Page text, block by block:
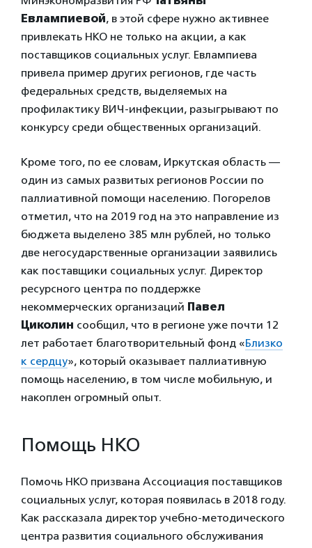
Евлампиевой, в этой сфере нужно активнее
привлекать НКО не только на акции, а как
поставщиков социальных услуг. Евлампиева
привела пример других регионов, где часть
федеральных средств, выделяемых на
профилактику ВИЧ-инфекции, разыгрывают по
конкурсу среди общественных организаций.
Кроме того, по ее словам, Иркутская область —
один из самых развитых регионов России по
паллиативной помощи населению. Погорелов
отметил, что на 2019 год на это направление из
бюджета выделено 385 млн рублей, но только
две негосударственные организации заявились
как поставщики социальных услуг. Директор
ресурсного центра по поддержке
некоммерческих организаций Павел
Циколин сообщил, что в регионе уже почти 12
лет работает благотворительный фонд «Близко
к сердцу», который оказывает паллиативную
помощь населению, в том числе мобильную, и
накоплен огромный опыт.
Помощь НКО
Помочь НКО призвана Ассоциация поставщиков
социальных услуг, которая появилась в 2018 году.
Как рассказала директор учебно-методического
центра развития социального обслуживания